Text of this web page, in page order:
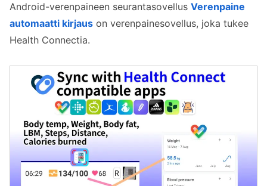
Android-verenpaineen seurantasovellus Verenpaine
automaatti kirjaus on verenpainesovellus, joka tukee
Health Connectia.